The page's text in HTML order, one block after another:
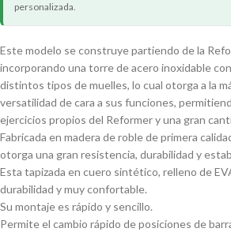
personalizada.
Este modelo se construye partiendo de la
incorporando una torre de acero inoxidable
distintos tipos de muelles, lo cual otorga a la
versatilidad de cara a sus funciones,
ejercicios propios del Reformer y una gran
Fabricada en madera de roble de primera
otorga una gran resistencia, durabilidad y
Esta tapizada en cuero sintético, relleno de
durabilidad y muy confortable.
Su montaje es rápido y sencillo.
Permite el cambio rápido de posiciones de